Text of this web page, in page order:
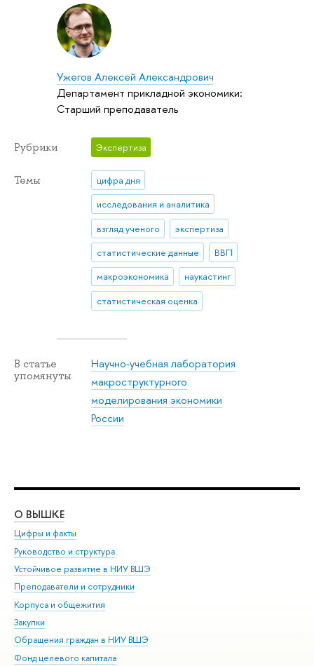
Ужегов Алексей Александрович
Департамент прикладной экономики:
Старший преподаватель
Рубрики Экспертиза
Темы
цифра дня
исследования и аналитика
взгляд ученого
экспертиза
статистические данные
ВВП
макроэкономика
наукастинг
статистическая оценка
В статье
упомянуты
Научно-учебная лаборатория
макроструктурного
моделирования экономики
России
О ВЫШКЕ
Цифры и факты
Руководство и структура
Устойчивое развитие в НИУ ВШЭ
Преподаватели и сотрудники
Корпуса и общежития
Закупки
Обращения граждан в НИУ ВШЭ
Фонд целевого капитала